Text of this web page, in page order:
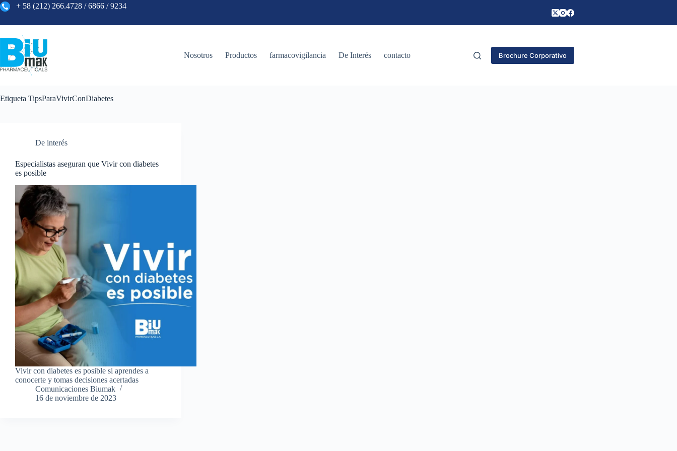
+ 58 (212) 266.4728 / 6866 / 9234
Nosotros Productos farmacovigilancia De Interés contacto Brochure Corporativo
Etiqueta TipsParaVivirConDiabetes
De interés
Especialistas aseguran que Vivir con diabetes
es posible
Vivir con diabetes es posible si aprendes a
conocerte y tomas decisiones acertadas
Comunicaciones Biumak
16 de noviembre de 2023